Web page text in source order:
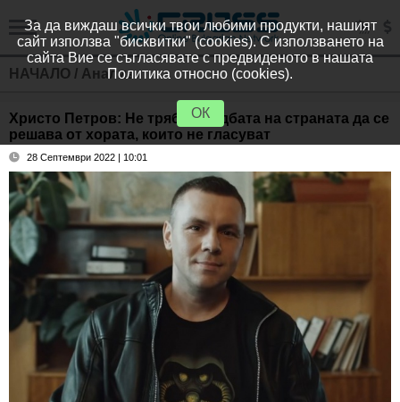
НАЧАЛО / Анализи
Христо Петров: Не трябва съдбата на страната да се
решава от хората, които не гласуват
28 Септември 2022 | 10:01
За да виждаш всички твои любими продукти, нашият
сайт използва "бисквитки" (cookies). С използването на
сайта Вие се съгласявате с предвиденото в нашата
Политика относно (cookies).
ОК